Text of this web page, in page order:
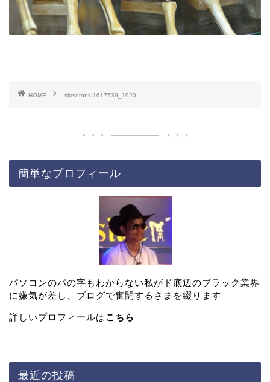
HOME skeletons-1617539_1920
簡単なプロフィール
パソコンのパの字もわからない私がド底辺のブラック業界
に嫌気が差し、ブログで奮闘するさまを綴ります
詳しいプロフィールはこちら
最近の投稿